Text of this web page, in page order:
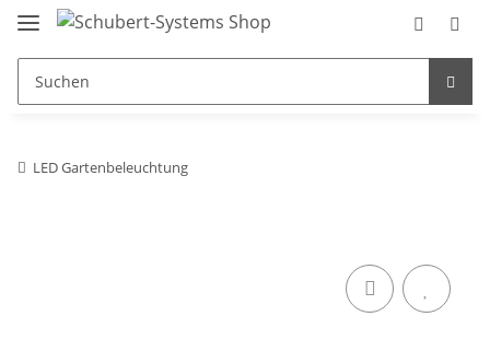
LED Gartenbeleuchtung